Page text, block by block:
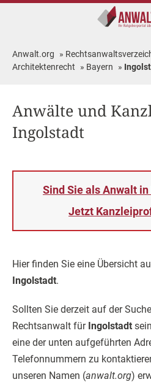
Anwälte und
Ingolstadt
Anwalt.org »
Architektenrecht
» Bayern »
Sind Sie als Anwalt
Jetzt
Hier finden Sie eine Übersicht
Ingolstadt.
Sollten Sie derzeit auf der
Rechtsanwalt für Ingolstadt
eine der unten aufgeführten
Telefonnummern zu
unseren Namen (anwalt.org)